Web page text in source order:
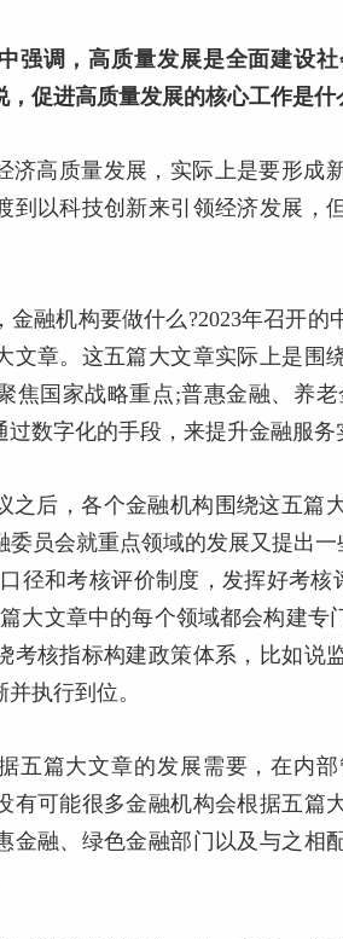
强调，高质量发展是全面建设
促进高质量发展的核心工作是什
济高质量发展，实际上是要形成
到以科技创新来引领经济发展，
金融机构要做什么?2023年召开
文章。这五篇大文章实际上是围
焦国家战略重点;普惠金融、养
数字化的手段，来提升金融服务
之后，各个金融机构围绕这五篇
员会就重点领域的发展又提出
径和考核评价制度，发挥好考核
大文章中的每个领域都会构建
考核指标构建政策体系，比如说
执行到位。
五篇大文章的发展需要，在内
有可能很多金融机构会根据五篇
金融、绿色金融部门以及与之相